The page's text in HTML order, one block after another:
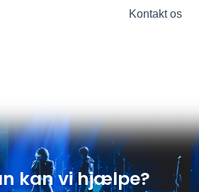
for oversættelser Kontakt os
kan vi hjælpe?